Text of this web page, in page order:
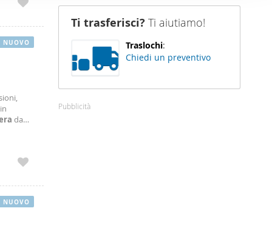
sito
loro
da
NUOVO
NUOVO
Ti trasferisci? Ti aiutiamo!
Traslochi:
Chiedi un preventivo
Pubblicità